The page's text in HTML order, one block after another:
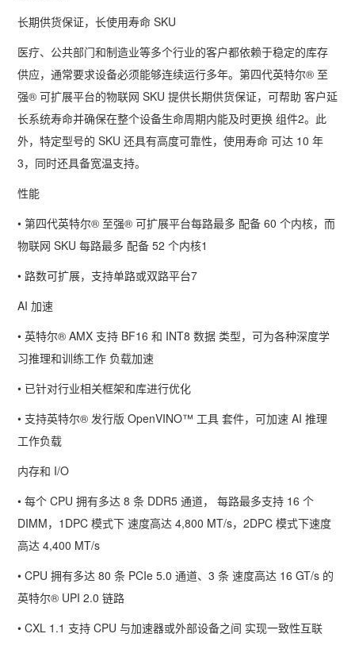
长期供货保证，长使用寿命 SKU
医疗、公共部门和制造业等多个行业的客户都依赖于稳定的库存
供应，通常要求设备必须能够连续运行多年。第四代英特尔® 至
强® 可扩展平台的物联网 SKU 提供长期供货保证，可帮助 客户延
长系统寿命并确保在整个设备生命周期内能及时更换 组件2。此
外，特定型号的 SKU 还具有高度可靠性，使用寿命 可达 10 年
3，同时还具备宽温支持。
性能
• 第四代英特尔® 至强® 可扩展平台每路最多 配备 60 个内核，而
物联网 SKU 每路最多 配备 52 个内核1
• 路数可扩展，支持单路或双路平台7
AI 加速
• 英特尔® AMX 支持 BF16 和 INT8 数据 类型，可为各种深度学
习推理和训练工作 负载加速
• 已针对行业相关框架和库进行优化
• 支持英特尔® 发行版 OpenVINO™ 工具 套件，可加速 AI 推理
工作负载
内存和 I/O
• 每个 CPU 拥有多达 8 条 DDR5 通道， 每路最多支持 16 个
DIMM， 1DPC 模式下 速度高达 4,800 MT/s， 2DPC 模式下速度
高达 4,400 MT/s
• CPU 拥有多达 80 条 PCIe 5.0 通道、 3 条 速度高达 16 GT/s 的
英特尔® UPI 2.0 链路
• CXL 1.1 支持 CPU 与加速器或外部设备之间 实现一致性互联